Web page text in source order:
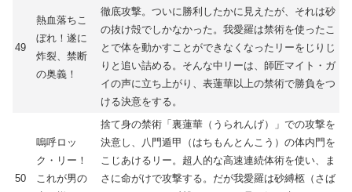
49
熱血落ちこ
ぼれ！遂に
炸裂、禁断
の奥義！
徹底攻撃。ついに勝利したかに見えたが、それは砂
の抜け殻でしかなかった。我愛羅は禁術を使ったこ
とで体を動かすことができなくなったリーをじりじ
りと追い詰める。そんな中リーは、師匠マイト・ガ
イの声に立ち上がり、表蓮華以上の禁術で勝負をつ
ける決意をする。
50
嗚呼ロッ
ク・リー！
これが男の
捨て身の禁術「裏蓮華（うられんげ）」での攻撃を
決意し、八門遁甲（はちもんとんこう）の体内門を
こじあけるリー。超人的な高速連続体術を使い、ま
さに命がけで攻撃する。だが我愛羅は砂縛柩（さば